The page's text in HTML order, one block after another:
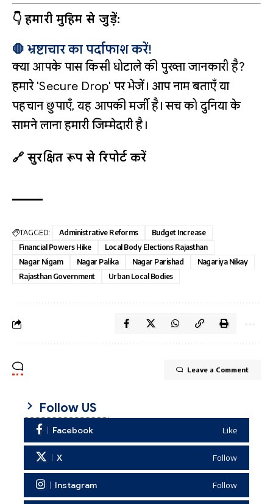
👇 हमारी मुहिम से जुड़ें:
🛑 भ्रष्टाचार का पर्दाफाश करें!
क्या आपके पास किसी घोटाले की पुख्ता जानकारी है?
हमारे 'Secure Drop' पर भेजें। आप नाम बताएँ या
पहचान छुपाएँ, यह आपकी मर्जी है। सच को दुनिया के
सामने लाना हमारी जिम्मेदारी है।
🔗 सुरक्षित रूप से रिपोर्ट करें
TAGGED: Administrative Reforms
Budget Increase
Financial Powers Hike
Local Body Elections Rajasthan
Nagar Nigam
Nagar Palika Nagar Parishad
Nagariya Nikay
Rajasthan Government
Urban Local Bodies
Leave a Comment
Follow US
Facebook Like
X Follow
Instagram Follow